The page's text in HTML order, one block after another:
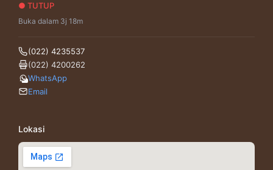
● TUTUP
Buka dalam 3j 18m
(022) 4235537
(022) 4200262
WhatsApp
Email
Lokasi